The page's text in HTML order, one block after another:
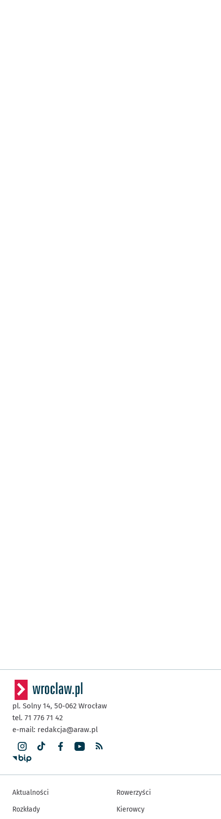
pl. Solny 14, 50-062 Wrocław
tel. 71 776 71 42
e-mail: redakcja@araw.pl
Aktualności
Rozkłady
Rowerzyści
Kierowcy